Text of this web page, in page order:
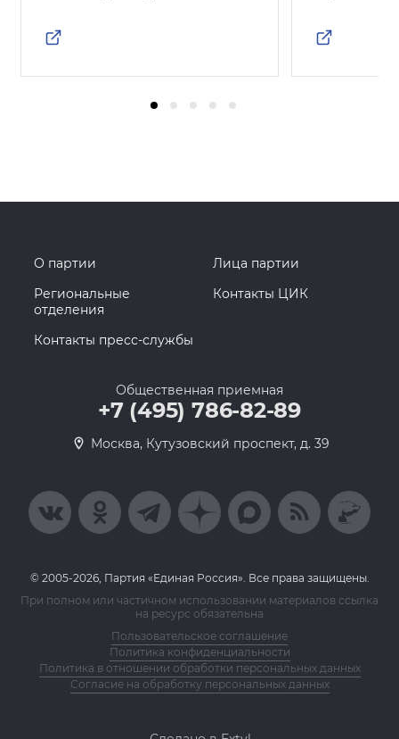
О партии
Лица партии
Региональные
отделения
Контакты ЦИК
Контакты пресс-службы
Общественная приемная
+7 (495) 786-82-89
Москва, Кутузовский проспект, д. 39
© 2005-2026, Партия «Единая Россия». Все права защищены.
При полном или частичном использовании материалов ссылка
на ресурс обязательна
Пользовательское соглашение
Политика конфиденциальности
Политика в отношении обработки персональных данных
Согласие на обработку персональных данных